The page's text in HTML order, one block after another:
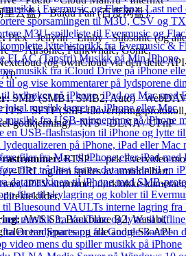
i Evermusic og Flacbox: Last
sporsamlingen til M3U, CSV og
M3U-spilleliste til Evermusic og
lyttehistorikk fra Evermusic &
FLAC (Tapsfri) Musikk på Min iPhone
musikk fra iCloud Drive på iPhone
til og vise kommentarer på lydsporene
lydbøker på iPhone, iPad og Mac med
lokal musikk lagret pa iPhone eller Mac
musikk fra USB-minnepinne på iPhone
en USB-flashstasjon til iPhone og lytte
på iPhone, iPad eller Mac
filer fra Mac til iPhone eller iPad med
filer trådløst fra en datamaskin til en
datamaskinen til iPhone med SMB-
filer til skylagring og kobler til
Bluesound VAULTs interne lagring fra
musikk fra YouTube og lytte til
en tredjepartsapp fra Google-kontoen
video mens du spiller musikk på iPhone
云盘) · Baidu Pan (百度网盘).
Plex · Jellyfin · Emby · Subsonic (og alle
— Airsonic, Funkwhale, Gonic,
(og ownCloud via den delte
SMB (SMB1, SMB2, Auto) ·
· SFTP (SSH-filoverføringsprotokoll,
godkjenning) · NFS · DLNA / UPnP
RTSP — pek Evervideo
-URL og den spilles av umiddelbart.
IPTV-strømmer, dørklokke-kameraer,
direktekilder.
AWS S3, Backblaze B2, Wasabi,
Spaces og alle andre S3-API-